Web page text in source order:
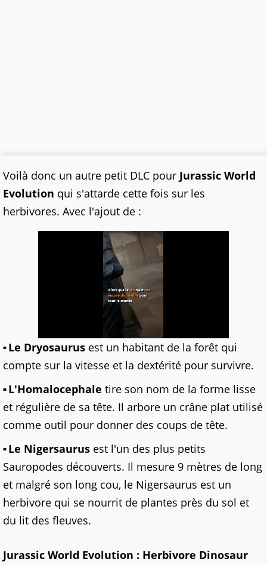
Voilà donc un autre petit DLC pour Jurassic World
Evolution qui s'attarde cette fois sur les
herbivores. Avec l'ajout de :
Le Dryosaurus est un habitant de la forêt qui
compte sur la vitesse et la dextérité pour survivre.
L'Homalocephale tire son nom de la forme lisse
et régulière de sa tête. Il arbore un crâne plat utilisé
comme outil pour donner des coups de tête.
Le Nigersaurus est l'un des plus petits
Sauropodes découverts. Il mesure 9 mètres de long
et malgré son long cou, le Nigersaurus est un
herbivore qui se nourrit de plantes près du sol et
du lit des fleuves.
Jurassic World Evolution : Herbivore Dinosaur